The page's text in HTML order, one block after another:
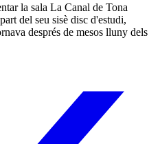
la sala La Canal de Tona
del seu sisè disc d'estudi,
després de mesos lluny dels